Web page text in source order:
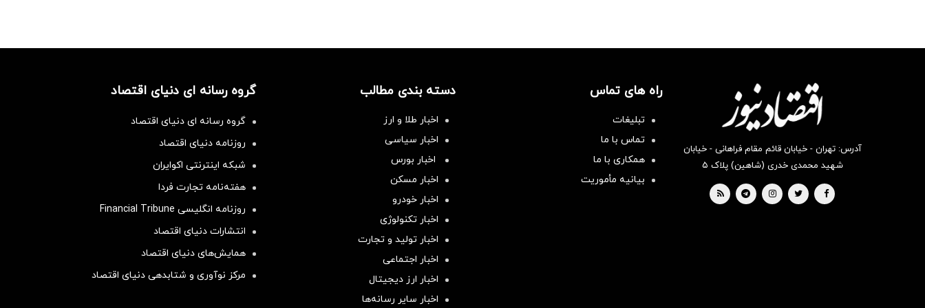
آدرس: تهران - خیابان قائم مقام فراهانی - خیابان
شهید محمدی خدری (شاهین) پلاک ۵
راه های تماس
تبلیغات
تماس با ما
همکاری با ما
بیانیه مأموریت
دسته بندی مطالب
اخبار طلا و ارز
اخبار سیاسی
اخبار بورس
اخبار مسکن
اخبار خودرو
اخبار تکنولوژی
اخبار تولید و تجارت
اخبار اجتماعی
اخبار ارز دیجیتال
اخبار سایر رسانه‌‌ها
گروه رسانه ای دنیای اقتصاد
گروه رسانه ای دنیای اقتصاد
روزنامه دنیای اقتصاد
شبکه اینترنتی اکوایران
هفته‌نامه تجارت فردا
روزنامه انگلیسی Financial Tribune
انتشارات دنیای اقتصاد
همایش‌های دنیای اقتصاد
مرکز نوآوری و شتابدهی دنیای اقتصاد